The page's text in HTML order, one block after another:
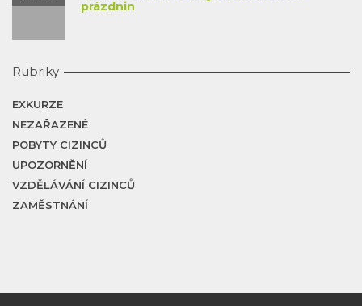
prázdnin
Rubriky
EXKURZE
NEZAŘAZENÉ
POBYTY CIZINCŮ
UPOZORNĚNÍ
VZDĚLÁVÁNÍ CIZINCŮ
ZAMĚSTNÁNÍ